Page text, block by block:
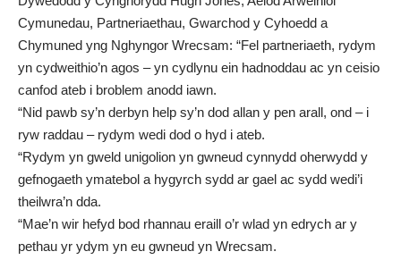
Cymunedau, Partneriaethau, Gwarchod y Cyhoedd a
Chymuned yng Nghyngor Wrecsam: “Fel partneriaeth, rydym
yn cydweithio’n agos – yn cydlynu ein hadnoddau ac yn ceisio
canfod ateb i broblem anodd iawn.
“Nid pawb sy’n derbyn help sy’n dod allan y pen arall, ond – i
ryw raddau – rydym wedi dod o hyd i ateb.
“Rydym yn gweld unigolion yn gwneud cynnydd oherwydd y
gefnogaeth ymatebol a hygyrch sydd ar gael ac sydd wedi’i
theilwra’n dda.
“Mae’n wir hefyd bod rhannau eraill o’r wlad yn edrych ar y
pethau yr ydym yn eu gwneud yn Wrecsam.